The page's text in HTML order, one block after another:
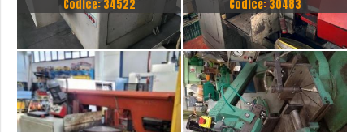
AUTOMATICO
Codice: 34522
450 HFA CNC
Codice: 30483